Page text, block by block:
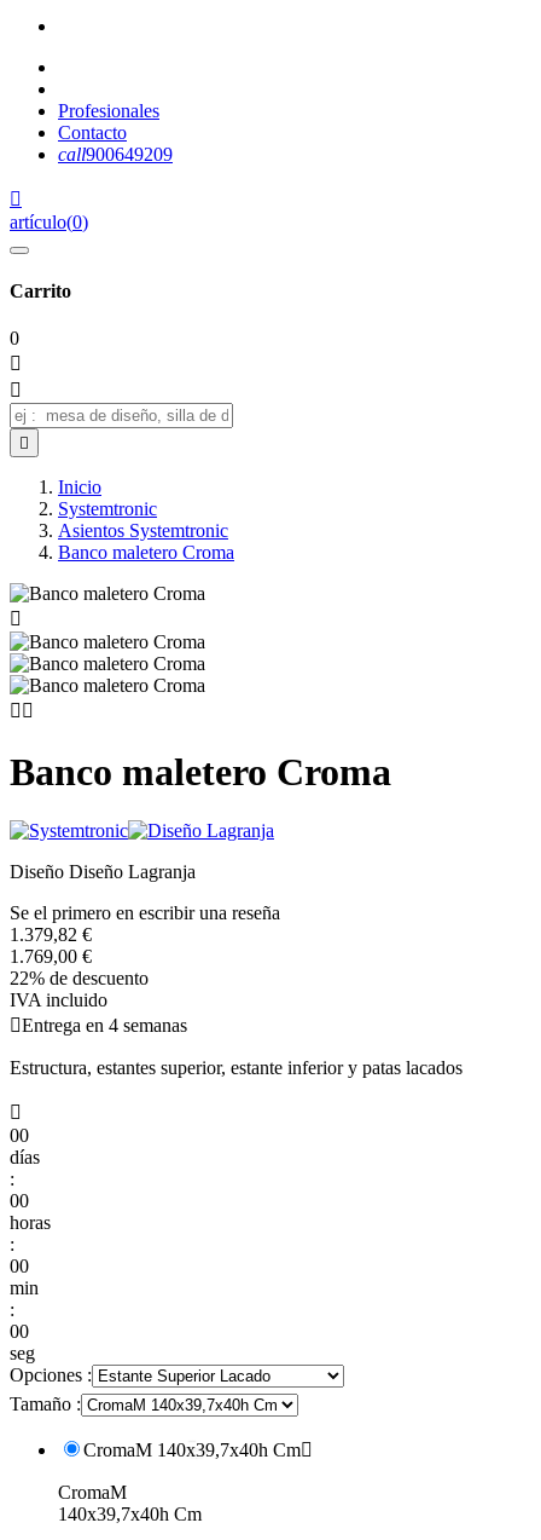
Profesionales
Contacto
call900649209

artículo(0)
Carrito
0



Inicio
Systemtronic
Asientos Systemtronic
Banco maletero Croma

 
Banco maletero Croma
Diseño Diseño Lagranja
Se el primero en escribir una reseña
1.379,82 €
1.769,00 €
22% de descuento
IVA incluido
Entrega en 4 semanas
Estructura, estantes superior, estante inferior y patas lacados

00
días
:
00
horas
:
00
min
:
00
seg
Opciones :
Tamaño :
CromaM 140x39,7x40h Cm
CromaM
140x39,7x40h Cm